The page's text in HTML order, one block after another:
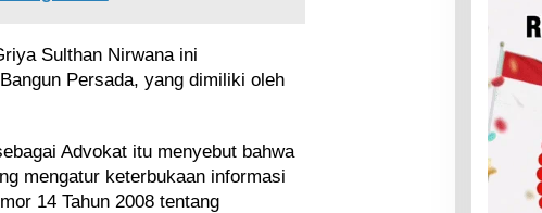
Sulthan Nirwana ini
Persada, yang dimiliki oleh
Advokat itu menyebut bahwa
mengatur keterbukaan informasi
14 Tahun 2008 tentang